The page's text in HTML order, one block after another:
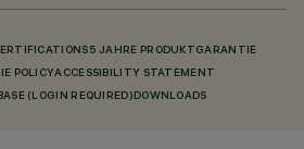
5 JAHRE PRODUKTGARANTIE
POLICYACCESSIBILITY STATEMENT
(LOGIN REQUIRED) DOWNLOADS